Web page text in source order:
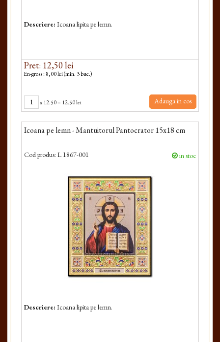
Descriere: Icoana lipita pe lemn.
Pret: 12,50 lei
En-gross : 8,00 lei (min. 3 buc.)
x12.50= 12.50 lei Adauga in cos
Icoana pe lemn - Mantuitorul Pantocrator 15x18 cm
Cod produs: L 1867-001 in stoc
Descriere: Icoana lipita pe lemn.